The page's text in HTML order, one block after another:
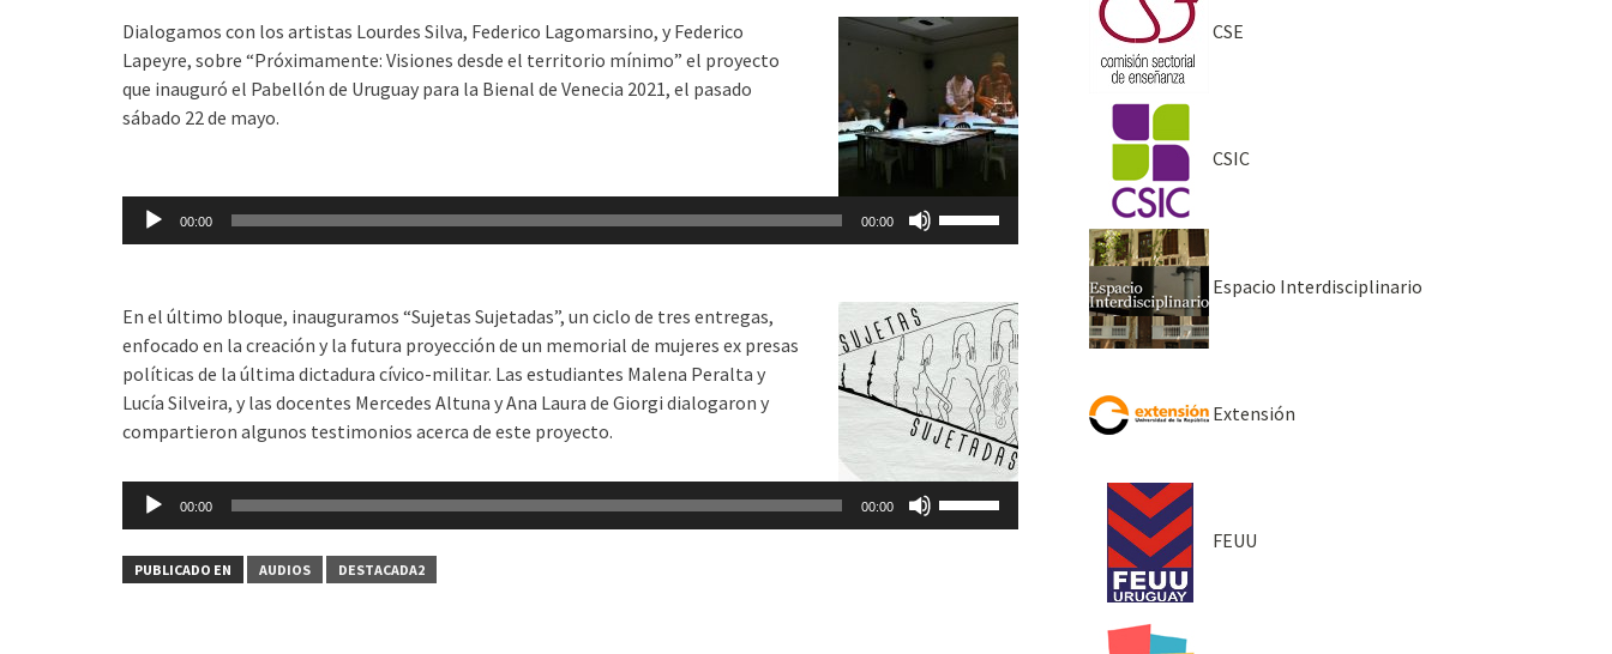
volumen.
flecha
arriba/abajo
para
aumentar
o
disminuir
el
volumen.
Dialogamos con los artistas Lourdes Silva, Federico Lagomarsino, y Federico
Lapeyre, sobre “Próximamente: Visiones desde el territorio mínimo” el proyecto
que inauguró el Pabellón de Uruguay para la Bienal de Venecia 2021, el pasado
sábado 22 de mayo.
de
audio
00:00 00:00
flecha
arriba/abajo
para
aumentar
o
disminuir
el
volumen.
En el último bloque, inauguramos “Sujetas Sujetadas”, un ciclo de tres entregas,
enfocado en la creación y la futura proyección de un memorial de mujeres ex presas
políticas de la última dictadura cívico-militar. Las estudiantes Malena Peralta y
Lucía Silveira, y las docentes Mercedes Altuna y Ana Laura de Giorgi dialogaron y
compartieron algunos testimonios acerca de este proyecto.
Reproductor
00:00 00:00
PUBLICADO EN AUDIOS DESTACADA2
CSE
CSIC
Espacio Interdisciplinario
Extensión
FEUU